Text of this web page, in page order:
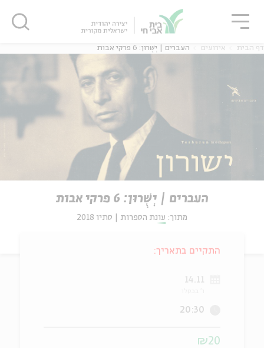
דף הבית אירועים העברים | יְשֻׁרוּן: 6 פרקי אבות
העברים | יְשֻׁרוּן: 6 פרקי אבות
מתוך: עונת הספרות | סתיו 2018
התקיים בתאריך:
14.11
20:30
₪20
סגור